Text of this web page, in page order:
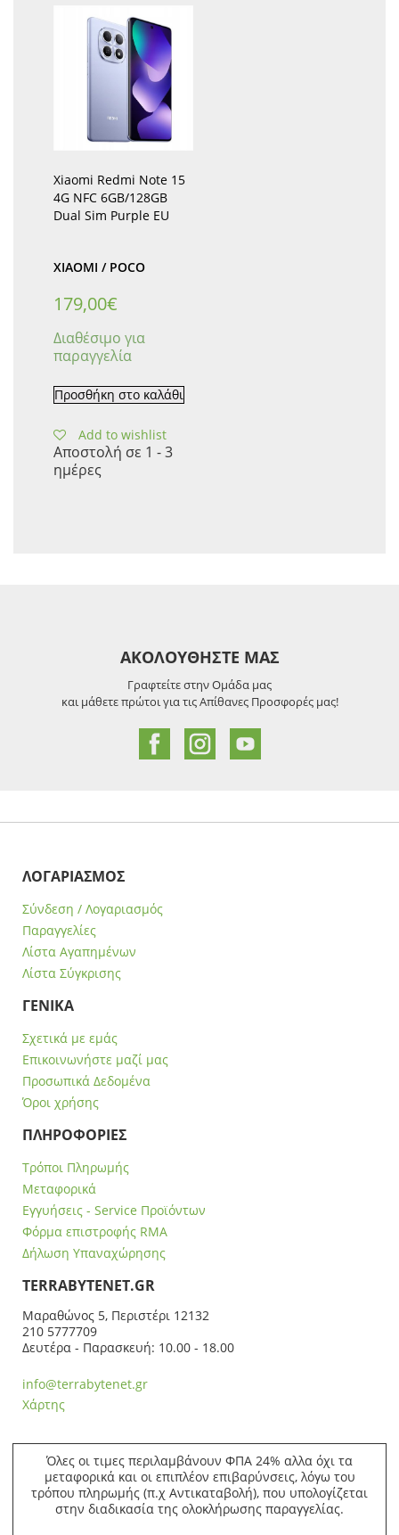
Xiaomi Redmi Note 15
4G NFC 6GB/128GB
Dual Sim Purple EU
XIAOMI / POCO
179,00€
Διαθέσιμο για
παραγγελία
Προσθήκη στο καλάθι
Add to wishlist
Αποστολή σε 1 - 3
ημέρες
ΑΚΟΛΟΥΘΗΣΤΕ ΜΑΣ
Γραφτείτε στην Ομάδα μας
και μάθετε πρώτοι για τις Απίθανες Προσφορές μας!
ΛΟΓΑΡΙΑΣΜΟΣ
Σύνδεση / Λογαριασμός
Παραγγελίες
Λίστα Αγαπημένων
Λίστα Σύγκρισης
ΓΕΝΙΚΑ
Σχετικά με εμάς
Επικοινωνήστε μαζί μας
Προσωπικά Δεδομένα
Όροι χρήσης
ΠΛΗΡΟΦΟΡΙΕΣ
Τρόποι Πληρωμής
Μεταφορικά
Εγγυήσεις - Service Προϊόντων
Φόρμα επιστροφής RMA
Δήλωση Υπαναχώρησης
ΤERRABYTENET.GR
Μαραθώνος 5, Περιστέρι 12132
210 5777709
Δευτέρα - Παρασκευή: 10.00 - 18.00
info@terrabytenet.gr
Χάρτης
Όλες οι τιμες περιλαμβάνουν ΦΠΑ 24% αλλα όχι τα
μεταφορικά και οι επιπλέον επιβαρύνσεις, λόγω του
τρόπου πληρωμής (π.χ Αντικαταβολή), που υπολογίζεται
στην διαδικασία της ολοκλήρωσης παραγγελίας.